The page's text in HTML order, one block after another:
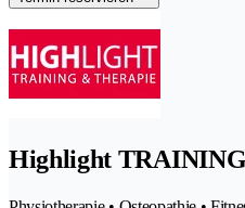
Highlight